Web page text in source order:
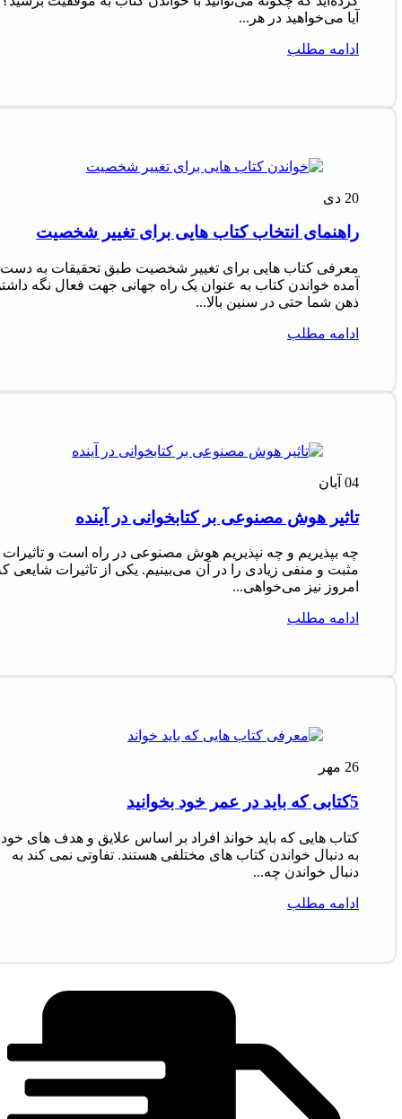
آیا می‌خواهید در هر...
ادامه مطلب
20 دی
راهنمای انتخاب کتاب هایی برای تغییر شخصیت
معرفی کتاب هایی برای تغییر شخصیت طبق تحقیقات به دست
آمده خواندن کتاب به عنوان یک راه جهانی جهت فعال نگه
ذهن شما حتی در سنین بالا...
ادامه مطلب
04 آبان
تاثیر هوش مصنوعی بر کتابخوانی در آینده
چه بپذیریم و چه نپذیریم هوش مصنوعی در راه است و تاثیرات
مثبت و منفی زیادی را در آن می‌بینیم. یکی از تاثیرات شایعی
امروز نیز می‌خواهی...
ادامه مطلب
26 مهر
5کتابی که باید در عمر خود بخوانید
کتاب‌ هایی که باید خواند افراد بر اساس علایق و هدف‌ های خود
به دنبال خواندن کتاب‌ های مختلفی هستند. تفاوتی نمی‌ کند به
دنبال خواندن چه...
ادامه مطلب